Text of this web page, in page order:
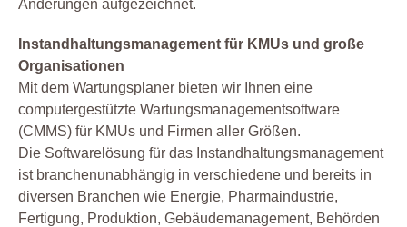
Änderungen aufgezeichnet.
Instandhaltungsmanagement für KMUs und große
Organisationen
Mit dem Wartungsplaner bieten wir Ihnen eine
computergestützte Wartungsmanagementsoftware
(CMMS) für KMUs und Firmen aller Größen.
Die Softwarelösung für das Instandhaltungsmanagement
ist branchenunabhängig in verschiedene und bereits in
diversen Branchen wie Energie, Pharmaindustrie,
Fertigung, Produktion, Gebäudemanagement, Behörden